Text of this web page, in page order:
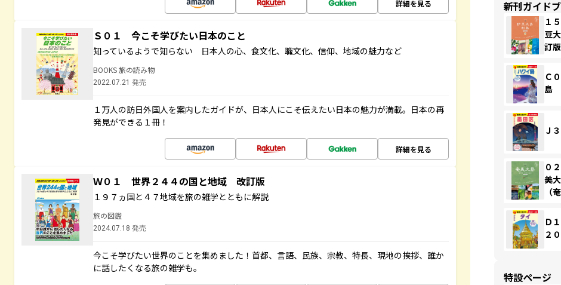
詳細を見る
Ｓ０１ 今こそ学びたい日本のこと
知っているようで知らない 日本人の心、食文化、職文化、信仰、地域の魅力など
BOOKS 旅の読み物
2022.07.21 発売
１万人の訪日外国人を案内したガイドが、日本人にこそ伝えたい日本の魅力が満載。日本の再
発見ができる１冊！
詳細を見る
Ｗ０１ 世界２４４の国と地域 改訂版
１９７ヵ国と４７地域を旅の雑学とともに解説
旅の図鑑
2024.07.18 発売
今こそ学びたい世界のことを集めました！首都、言語、民族、宗教、特長、現地の挨拶、誰か
に話したくなる旅の雑学も。
新刊ガイド
１
豆
訂版
Ｃ
島
Ｊ
０
美
（
Ｄ
２
特設ページ